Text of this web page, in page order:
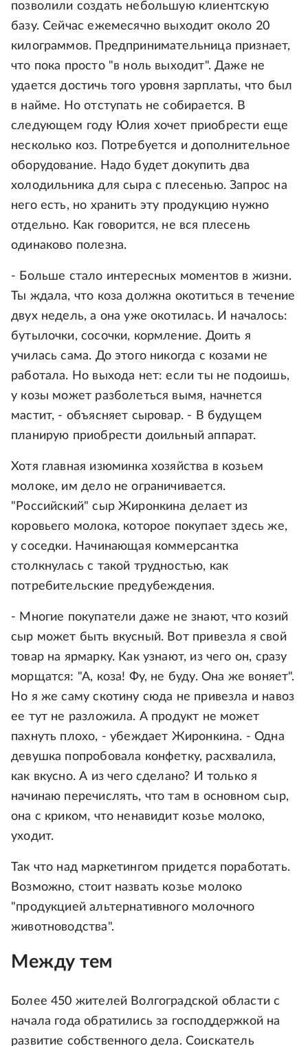
позволили создать небольшую клиентскую
базу. Сейчас ежемесячно выходит около 20
килограммов. Предпринимательница признает,
что пока просто "в ноль выходит". Даже не
удается достичь того уровня зарплаты, что был
в найме. Но отступать не собирается. В
следующем году Юлия хочет приобрести еще
несколько коз. Потребуется и дополнительное
оборудование. Надо будет докупить два
холодильника для сыра с плесенью. Запрос на
него есть, но хранить эту продукцию нужно
отдельно. Как говорится, не вся плесень
одинаково полезна.
- Больше стало интересных моментов в жизни.
Ты ждала, что коза должна окотиться в течение
двух недель, а она уже окотилась. И началось:
бутылочки, сосочки, кормление. Доить я
училась сама. До этого никогда с козами не
работала. Но выхода нет: если ты не подоишь,
у козы может разболеться вымя, начнется
мастит, - объясняет сыровар. - В будущем
планирую приобрести доильный аппарат.
Хотя главная изюминка хозяйства в козьем
молоке, им дело не ограничивается.
"Российский" сыр Жиронкина делает из
коровьего молока, которое покупает здесь же,
у соседки. Начинающая коммерсантка
столкнулась с такой трудностью, как
потребительские предубеждения.
- Многие покупатели даже не знают, что козий
сыр может быть вкусный. Вот привезла я свой
товар на ярмарку. Как узнают, из чего он, сразу
морщатся: "А, коза! Фу, не буду. Она же воняет".
Но я же саму скотину сюда не привезла и навоз
ее тут не разложила. А продукт не может
пахнуть плохо, - убеждает Жиронкина. - Одна
девушка попробовала конфетку, расхвалила,
как вкусно. А из чего сделано? И только я
начинаю перечислять, что там в основном сыр,
она с криком, что ненавидит козье молоко,
уходит.
Так что над маркетингом придется поработать.
Возможно, стоит назвать козье молоко
"продукцией альтернативного молочного
животноводства".
Между тем
Более 450 жителей Волгоградской области с
начала года обратились за господдержкой на
развитие собственного дела. Соискатель